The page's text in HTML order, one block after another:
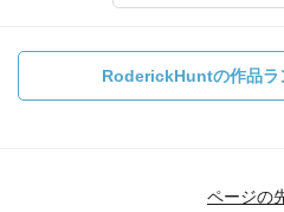
RoderickHuntの作品ラ
ページの